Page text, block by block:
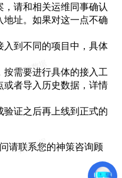
请和相关运维同事确认
址。如果对这一点不确
到不同的项目中，具体
需要进行具体的接入工
者导入历史数据，详情
证之后再上线到正式的
请联系您的神策咨询顾